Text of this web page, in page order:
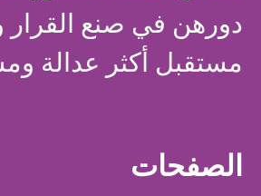
دورهن في صنع القرار
مستقبل أكثر عدالة
الصفحات